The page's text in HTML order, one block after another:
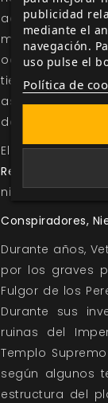
acechan entre
más rápidos en
ocultos por
tiempos
astucia,
de los entornos
El tercer
Renacer
nivel 7 a 9.
Conspiradores,
Durante años,
por los graves
Fulgor de los
Durante sus
ruinas del
Templo
según algunos
estructura del
publicidad
mediante el
navegación.
uso pulse el
Política de